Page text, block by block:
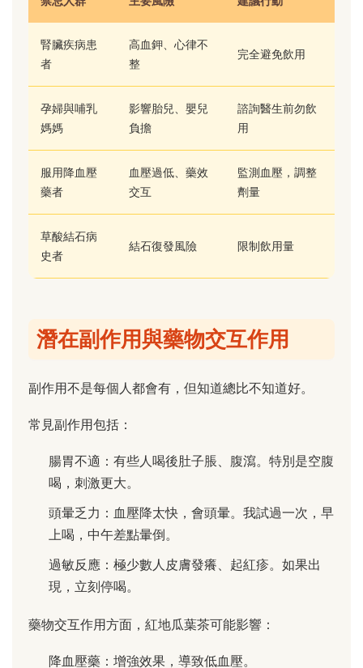
腎臟疾病患
者
高血鉀、心律不
整
完全避免飲用
孕婦與哺乳
媽媽
影響胎兒、嬰兒
負擔
諮詢醫生前勿飲
用
服用降血壓
藥者
血壓過低、藥效
交互
監測血壓，調整
劑量
草酸結石病
史者
結石復發風險 限制飲用量
潛在副作用與藥物交互作用
副作用不是每個人都會有，但知道總比不知道好。
常見副作用包括：
腸胃不適：有些人喝後肚子脹、腹瀉。特別是空腹
喝，刺激更大。
頭暈乏力：血壓降太快，會頭暈。我試過一次，早
上喝，中午差點暈倒。
過敏反應：極少數人皮膚發癢、起紅疹。如果出
現，立刻停喝。
藥物交互作用方面，紅地瓜葉茶可能影響：
降血壓藥：增強效果，導致低血壓。